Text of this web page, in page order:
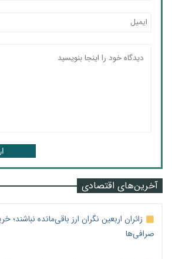
آخرین‌های اقتصادی
زائران اربعین نگران ارز باقی‌مانده نباشند؛
صرافی‌ها